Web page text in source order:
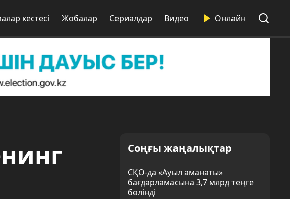
кестесі Жобалар Сериалдар Видео Онлайн
Соңғы жаңалықтар
СҚО-да «Ауыл аманаты»
бағдарламасына 3,7 млрд теңге
бөлінді